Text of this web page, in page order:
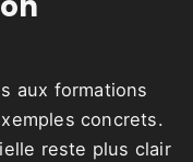
aux formations
concrets.
reste plus clair